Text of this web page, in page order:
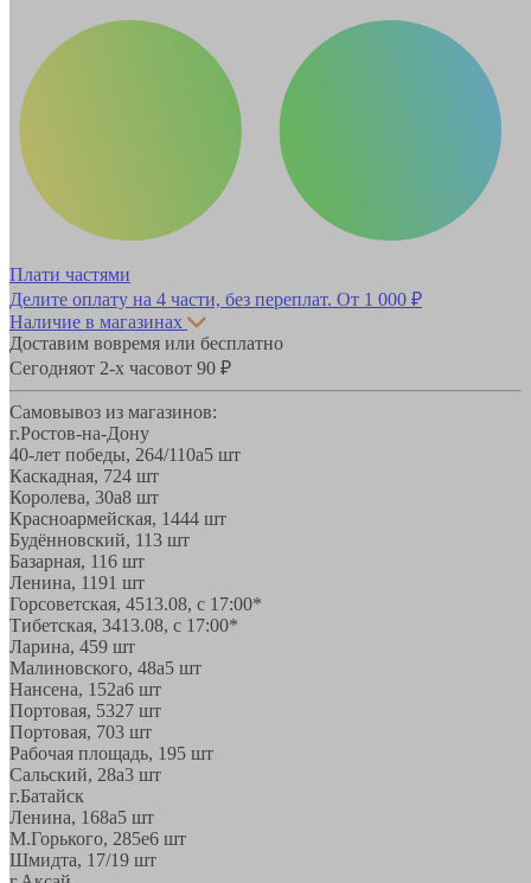
Плати частями
Делите оплату на 4 части, без переплат. От 1 000 ₽
Наличие в магазинах
Доставим вовремя или бесплатно
Сегодняот 2-х часовот 90 ₽
Самовывоз из магазинов:
г.Ростов-на-Дону
40-лет победы, 264/110а5 шт
Каскадная, 724 шт
Королева, 30а8 шт
Красноармейская, 1444 шт
Будённовский, 113 шт
Базарная, 116 шт
Ленина, 1191 шт
Горсоветская, 4513.08, с 17:00*
Тибетская, 3413.08, с 17:00*
Ларина, 459 шт
Малиновского, 48а5 шт
Нансена, 152а6 шт
Портовая, 5327 шт
Портовая, 703 шт
Рабочая площадь, 195 шт
Сальский, 28a3 шт
г.Батайск
Ленина, 168а5 шт
М.Горького, 285е6 шт
Шмидта, 17/19 шт